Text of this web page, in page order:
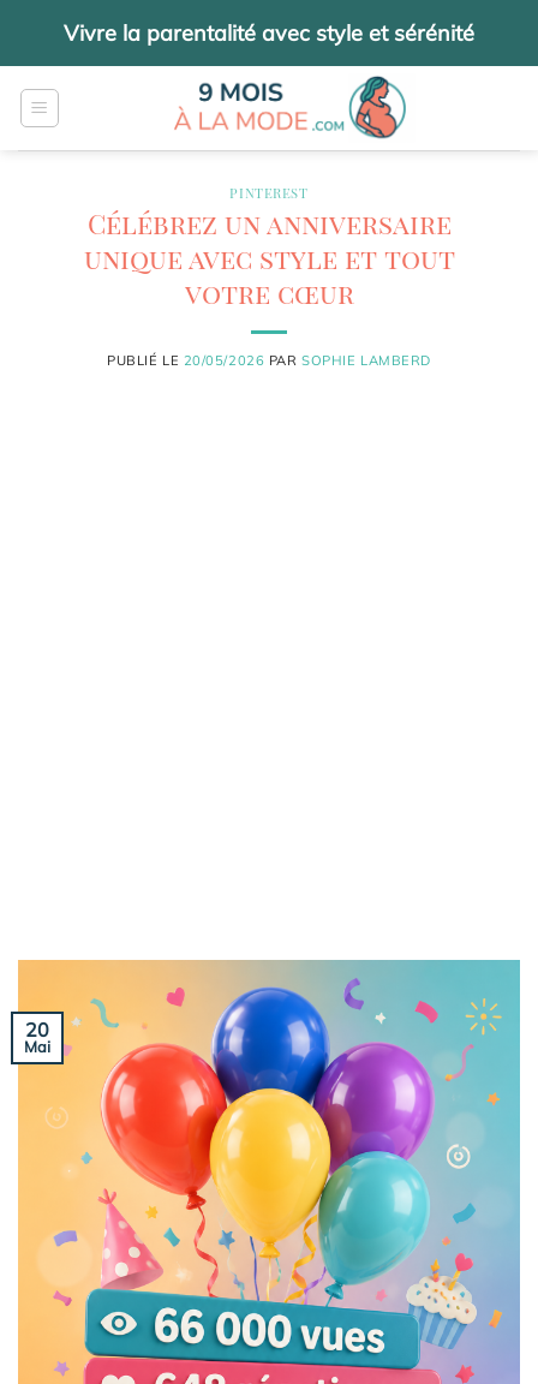
contenu
Vivre la parentalité avec style et sérénité
PINTEREST
Célébrez un anniversaire
unique avec style et tout
votre cœur
PUBLIÉ LE 20/05/2026 PARSOPHIE LAMBERD
20
Mai